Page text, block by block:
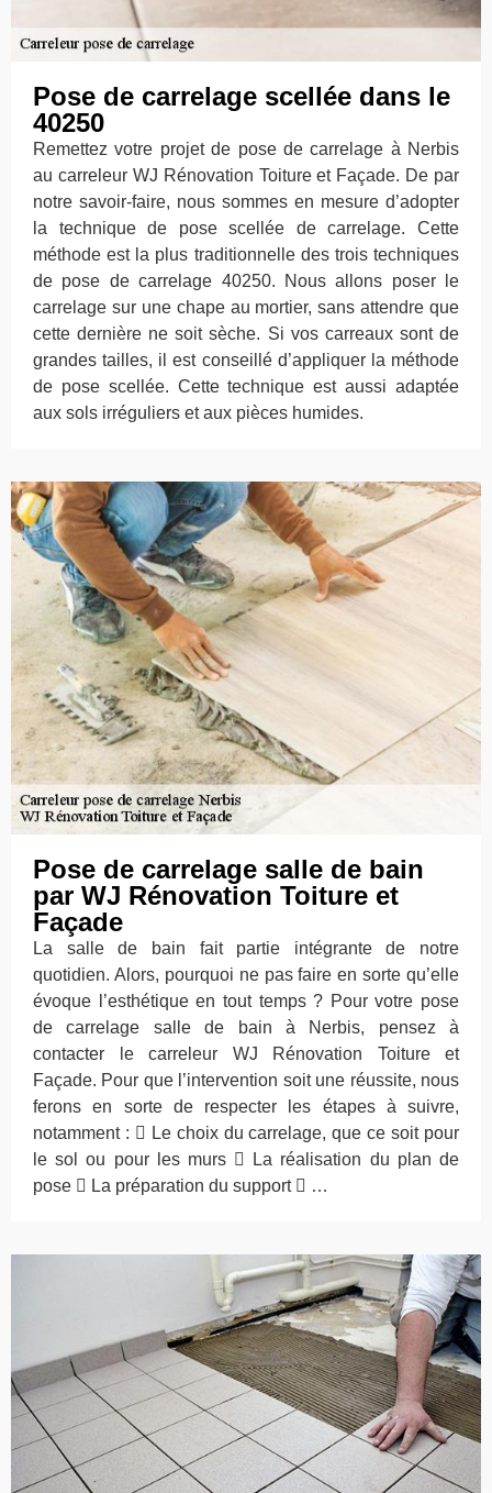
Pose de carrelage scellée dans le
40250
Remettez votre projet de pose de carrelage à Nerbis
au carreleur WJ Rénovation Toiture et Façade. De par
notre savoir-faire, nous sommes en mesure d’adopter
la technique de pose scellée de carrelage. Cette
méthode est la plus traditionnelle des trois techniques
de pose de carrelage 40250. Nous allons poser le
carrelage sur une chape au mortier, sans attendre que
cette dernière ne soit sèche. Si vos carreaux sont de
grandes tailles, il est conseillé d’appliquer la méthode
de pose scellée. Cette technique est aussi adaptée
aux sols irréguliers et aux pièces humides.
Pose de carrelage salle de bain
par WJ Rénovation Toiture et
Façade
La salle de bain fait partie intégrante de notre
quotidien. Alors, pourquoi ne pas faire en sorte qu’elle
évoque l’esthétique en tout temps ? Pour votre pose
de carrelage salle de bain à Nerbis, pensez à
contacter le carreleur WJ Rénovation Toiture et
Façade. Pour que l’intervention soit une réussite, nous
ferons en sorte de respecter les étapes à suivre,
notamment :  Le choix du carrelage, que ce soit pour
le sol ou pour les murs  La réalisation du plan de
pose  La préparation du support  …